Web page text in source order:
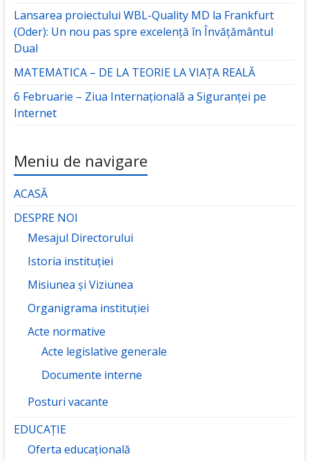
Lansarea proiectului WBL-Quality MD la Frankfurt
(Oder): Un nou pas spre excelență în Învățământul
Dual
MATEMATICA – DE LA TEORIE LA VIAȚA REALĂ
6 Februarie – Ziua Internațională a Siguranței pe
Internet
Meniu de navigare
ACASĂ
DESPRE NOI
Mesajul Directorului
Istoria instituției
Misiunea și Viziunea
Organigrama instituției
Acte normative
Acte legislative generale
Documente interne
Posturi vacante
EDUCAȚIE
Oferta educațională